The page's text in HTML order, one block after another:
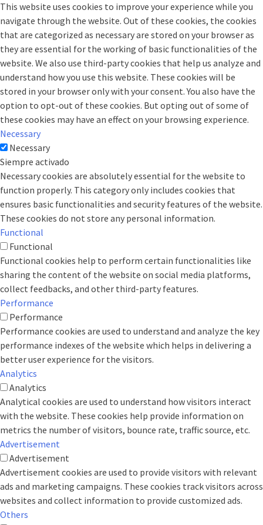
This website uses cookies to improve your experience while you
navigate through the website. Out of these cookies, the cookies
that are categorized as necessary are stored on your browser as
they are essential for the working of basic functionalities of the
website. We also use third-party cookies that help us analyze and
understand how you use this website. These cookies will be
stored in your browser only with your consent. You also have the
option to opt-out of these cookies. But opting out of some of
these cookies may have an effect on your browsing experience.
Necessary
Necessary
Siempre activado
Necessary cookies are absolutely essential for the website to
function properly. This category only includes cookies that
ensures basic functionalities and security features of the website.
These cookies do not store any personal information.
Functional
Functional
Functional cookies help to perform certain functionalities like
sharing the content of the website on social media platforms,
collect feedbacks, and other third-party features.
Performance
Performance
Performance cookies are used to understand and analyze the key
performance indexes of the website which helps in delivering a
better user experience for the visitors.
Analytics
Analytics
Analytical cookies are used to understand how visitors interact
with the website. These cookies help provide information on
metrics the number of visitors, bounce rate, traffic source, etc.
Advertisement
Advertisement
Advertisement cookies are used to provide visitors with relevant
ads and marketing campaigns. These cookies track visitors across
websites and collect information to provide customized ads.
Others